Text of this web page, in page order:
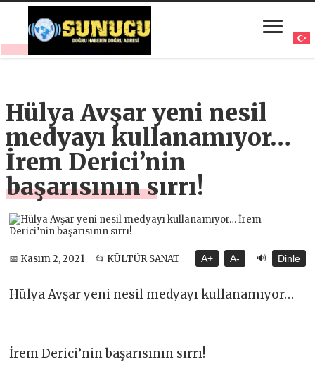
Hülya Avşar yeni nesil
medyayı kullanamıyor…
İrem Derici’nin
başarısının sırrı!
📅 Kasım 2, 2021 📂 KÜLTÜR SANAT A+ A- 🔊 Dinle
Hülya Avşar yeni nesil medyayı kullanamıyor…
İrem Derici’nin başarısının sırrı!